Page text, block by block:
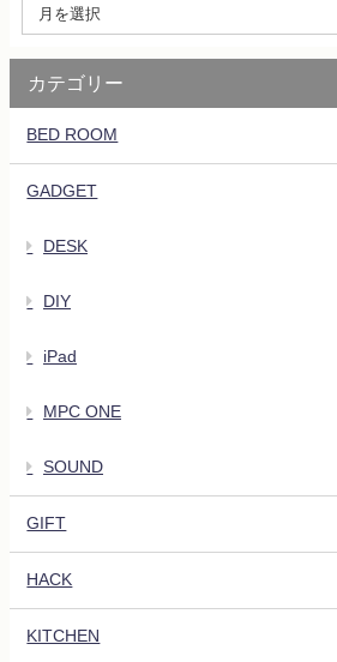
カテゴリー
BED ROOM
GADGET
DESK
DIY
iPad
MPC ONE
SOUND
GIFT
HACK
KITCHEN